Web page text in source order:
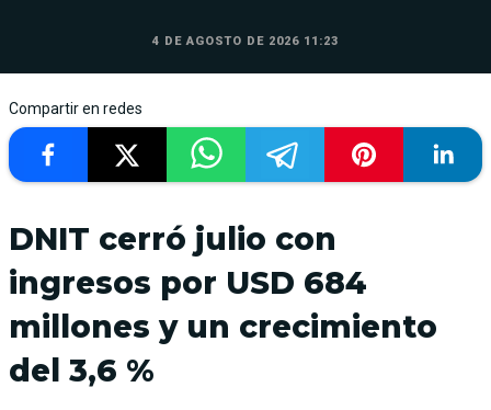
4 DE AGOSTO DE 2026 11:23
Compartir en redes
DNIT cerró julio con
ingresos por USD 684
millones y un crecimiento
del 3,6 %